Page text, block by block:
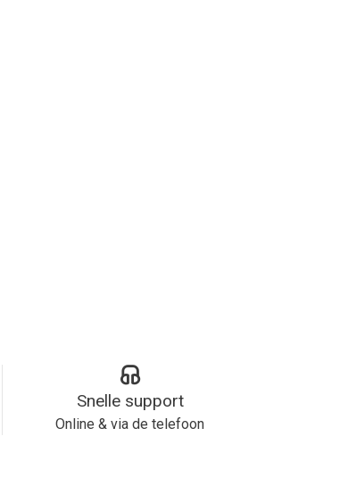
Snelle support
Online & via de telefoon